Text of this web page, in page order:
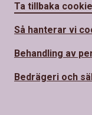
Ta tillbaka
Så hanterar vi
Behandling av
Bedrägeri och